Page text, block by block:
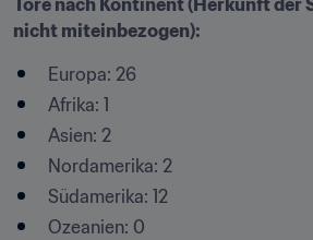
Tore nach Kontinent (Herkunft der
nicht miteinbezogen):
Europa: 26
Afrika: 1
Asien: 2
Nordamerika: 2
Südamerika: 12
Ozeanien: 0